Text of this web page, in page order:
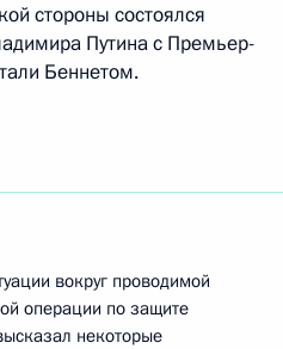
стороны состоялся
Путина с Премьер-
Беннетом.
вокруг проводимой
операции по защите
некоторые